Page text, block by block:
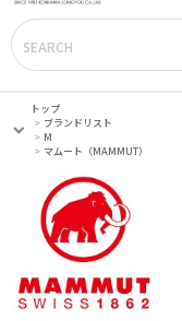
トップ
ブランドリスト
M
マムート（MAMMUT）